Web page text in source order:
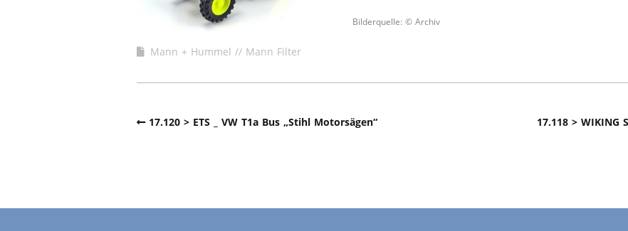
Bilderquelle: © Archiv
Mann + Hummel // Mann Filter
17.120 > ETS _ VW T1a Bus „Stihl Motorsägen“ 17.118 > WIKING